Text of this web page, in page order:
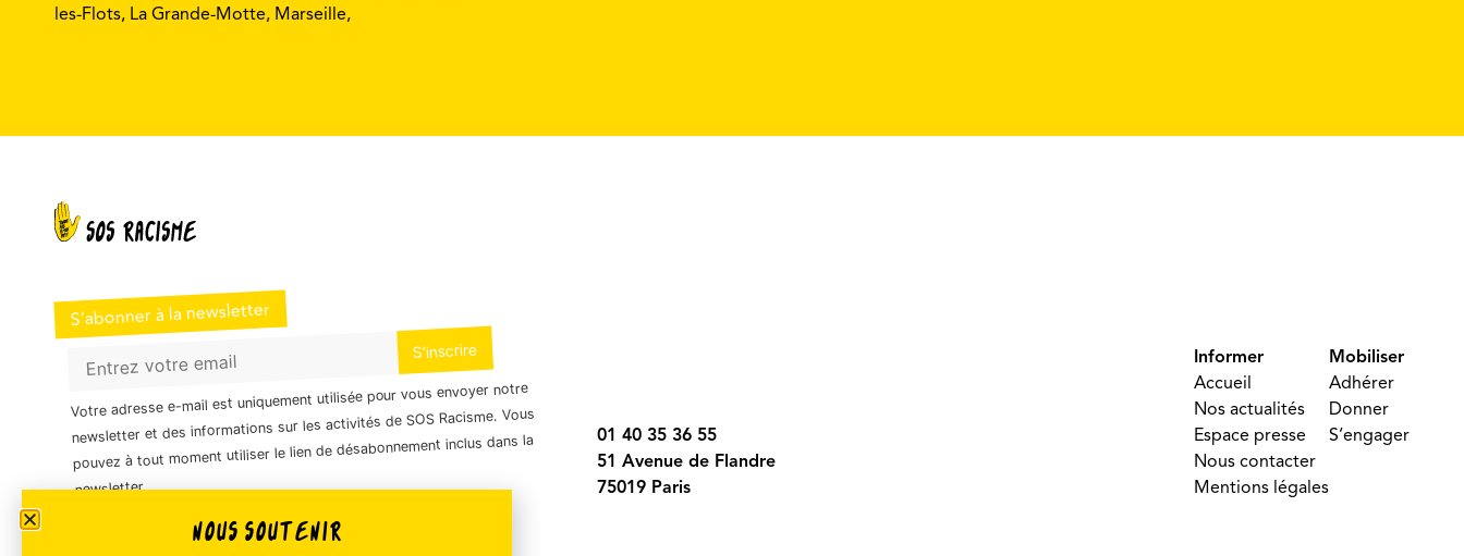
les-Flots, La Grande-Motte, Marseille,
S’abonner à la newsletter
Votre adresse e-mail est uniquement utilisée pour vous envoyer notre
newsletter et des informations sur les activités de SOS Racisme. Vous
pouvez à tout moment utiliser le lien de désabonnement inclus dans la
newsletter.
01 40 35 36 55
51 Avenue de Flandre
75019 Paris
Informer
Accueil
Nos actualités
Espace presse
Nous contacter
Mentions légales
Mobiliser
Adhérer
Donner
S’engager
NOUS SOUTENIR